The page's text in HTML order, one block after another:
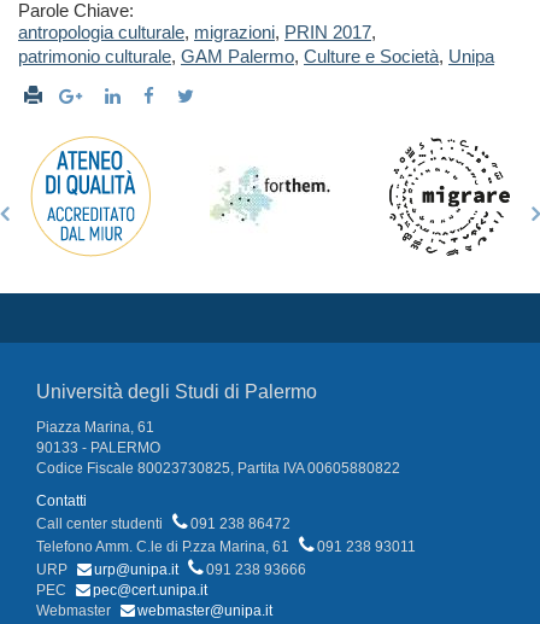
Parole Chiave:
antropologia culturale, migrazioni, PRIN 2017,
patrimonio culturale, GAM Palermo, Culture e Società, Unipa
Università degli Studi di Palermo
Piazza Marina, 61
90133 - PALERMO
Codice Fiscale 80023730825, Partita IVA 00605880822
Contatti
Call center studenti
091 238 86472
Telefono Amm. C.le di P.zza Marina, 61
091 238 93011
URP
urp@unipa.it
091 238 93666
PEC
pec@cert.unipa.it
Webmaster
webmaster@unipa.it